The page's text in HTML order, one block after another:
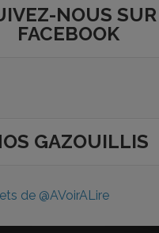
NOUS SUR
FACEBOOK
GAZOUILLIS
de @AVoirALire